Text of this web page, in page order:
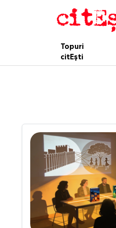
Topuri
citEști